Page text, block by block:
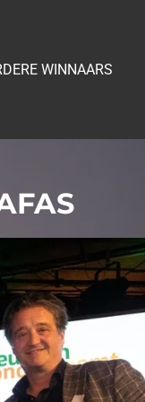
WINNAARS